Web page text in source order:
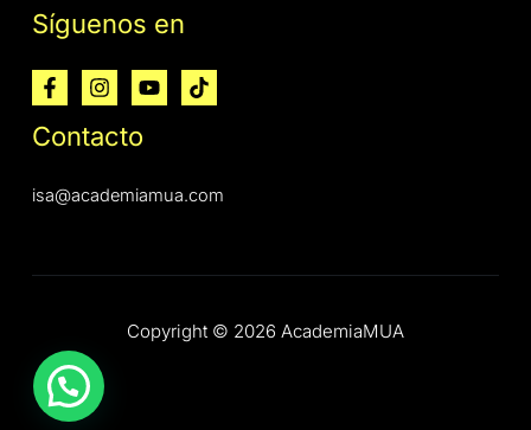
Síguenos en
Contacto
isa@academiamua.com
Copyright © 2026 AcademiaMUA